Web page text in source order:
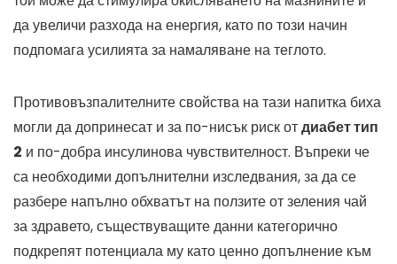
да увеличи разхода на енергия, като по този начин
подпомага усилията за намаляване на теглото.
Противовъзпалителните свойства на тази напитка биха
могли да допринесат и за по-нисък риск отдиабет тип
2 и по-добра инсулинова чувствителност. Въпреки че
са необходими допълнителни изследвания, за да се
разбере напълно обхватът на ползите от зеления чай
за здравето, съществуващите данни категорично
подкрепят потенциала му като ценно допълнение към